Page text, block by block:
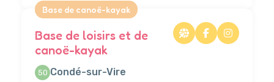
Base de canoë-kayak
Base de loisirs et de
canoë-kayak
50 Condé-sur-Vire